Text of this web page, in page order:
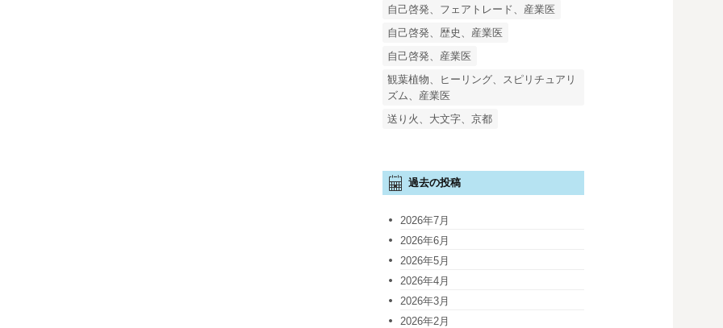
自己啓発、フェアトレード、産業医
自己啓発、歴史、産業医
自己啓発、産業医
観葉植物、ヒーリング、スピリチュアリ
ズム、産業医
送り火、大文字、京都
過去の投稿
2026年7月
2026年6月
2026年5月
2026年4月
2026年3月
2026年2月